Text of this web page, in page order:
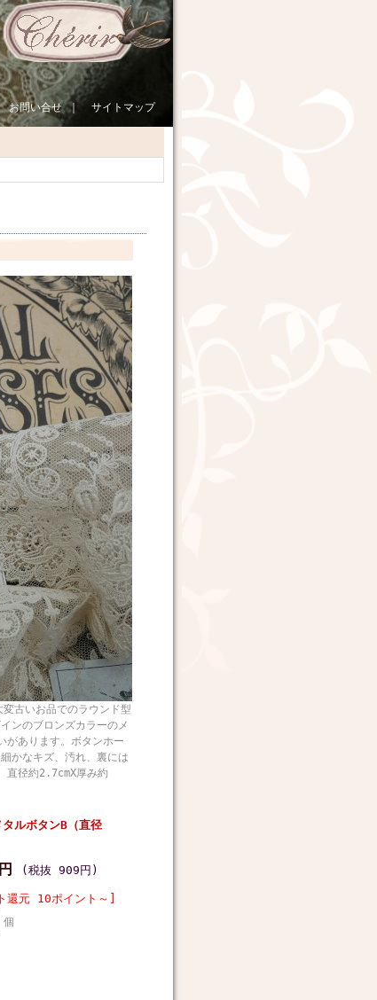
お問い合せ｜ サイトマップ
いお品でのラウンド型
ンのブロンズカラーのメ
があります。ボタンホー
かなキズ、汚れ、裏には
径約2.7cmX厚み約
ルボタンB（直径
(税抜 909円)
還元 10ポイント～]
個